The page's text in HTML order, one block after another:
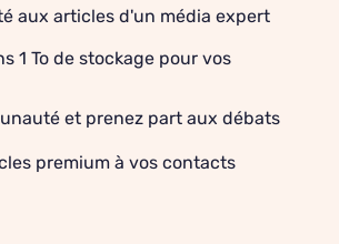
aux articles d'un média expert
1 To de stockage pour vos
et prenez part aux débats
premium à vos contacts